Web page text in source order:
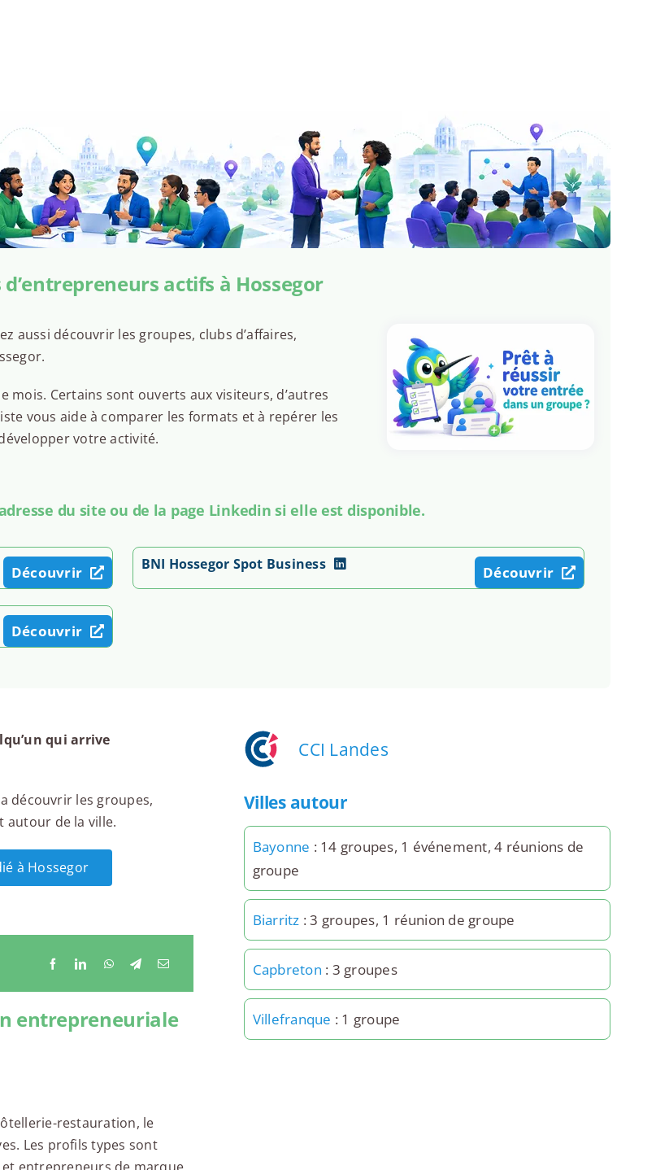
d’entrepreneurs actifs à Hossegor
aussi découvrir les groupes, clubs d’affaires,
mois. Certains sont ouverts aux visiteurs, d’autres
vous aide à comparer les formats et à repérer les
votre activité.
du site ou de la page Linkedin si elle est disponible.
Découvrir BNI Hossegor Spot Business Découvrir
Découvrir
qui arrive
découvrir les groupes,
autour de la ville.
à Hossegor
entrepreneuriale
restauration, le
Les profils types sont
CCI Landes
Villes autour
Bayonne : 14 groupes, 1 événement, 4 réunions de
groupe
Biarritz : 3 groupes, 1 réunion de groupe
Capbreton : 3 groupes
Villefranque : 1 groupe